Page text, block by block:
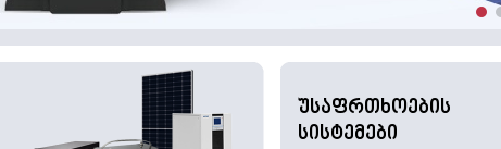
უსაფრთხოების
სისტემები